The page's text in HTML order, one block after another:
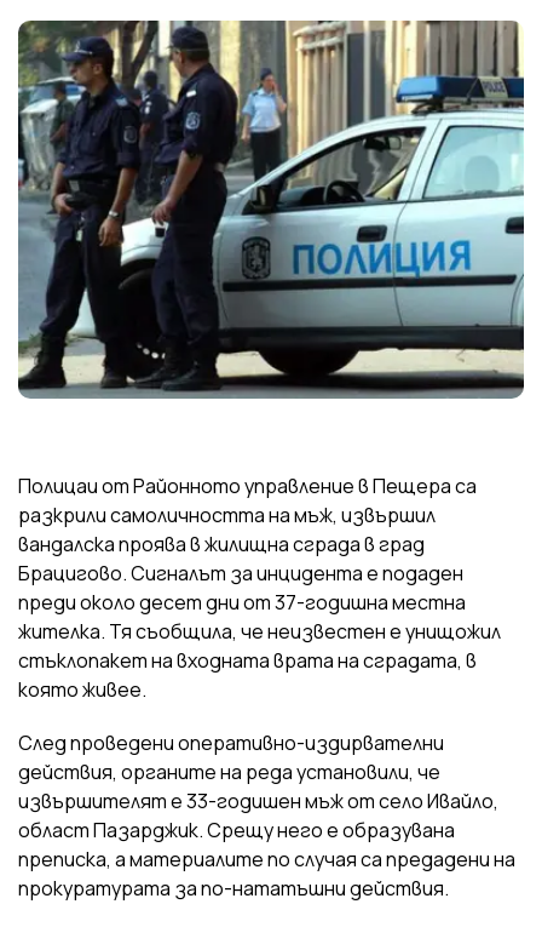
Полицаи от Районното управление в Пещера са
разкрили самоличността на мъж, извършил
вандалска проява в жилищна сграда в град
Брацигово. Сигналът за инцидента е подаден
преди около десет дни от 37-годишна местна
жителка. Тя съобщила, че неизвестен е унищожил
стъклопакет на входната врата на сградата, в
която живее.
След проведени оперативно-издирвателни
действия, органите на реда установили, че
извършителят е 33-годишен мъж от село Ивайло,
област Пазарджик. Срещу него е образувана
преписка, а материалите по случая са предадени на
прокуратурата за по-нататъшни действия.